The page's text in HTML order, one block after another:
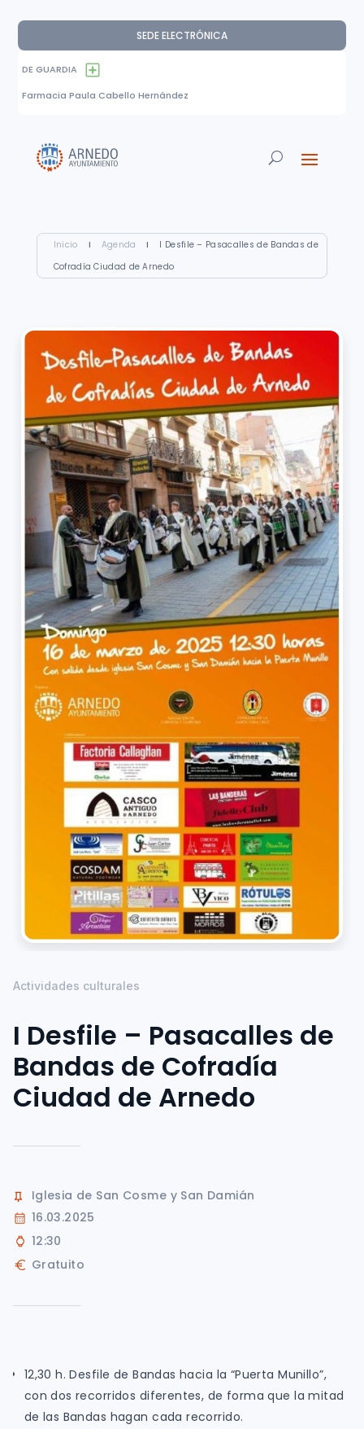
SEDE ELECTRÓNICA
DE GUARDIA
Farmacia Paula Cabello Hernández
Inicio I Agenda I
I Desfile – Pasacalles de Bandas de
Cofradía Ciudad de Arnedo
Actividades culturales
I Desfile – Pasacalles de
Bandas de Cofradía
Ciudad de Arnedo
Iglesia de San Cosme y San Damián
16.03.2025
12:30
Gratuito
12,30 h. Desfile de Bandas hacia la “Puerta Munillo”,
con dos recorridos diferentes, de forma que la mitad
de las Bandas hagan cada recorrido.